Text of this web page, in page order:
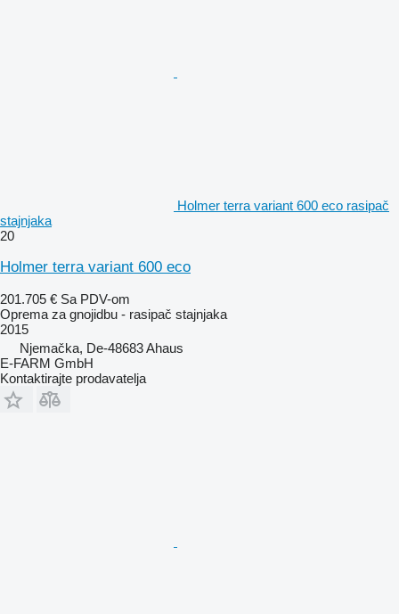
Holmer terra variant 600 eco rasipač
stajnjaka
20
Holmer terra variant 600 eco
201.705 € Sa PDV-om
Oprema za gnojidbu - rasipač stajnjaka
2015
Njemačka, De-48683 Ahaus
E-FARM GmbH
Kontaktirajte prodavatelja